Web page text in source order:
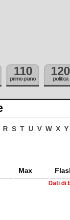
110
primo piano
120
politica
R S T U V W X Y
Max
Dati di